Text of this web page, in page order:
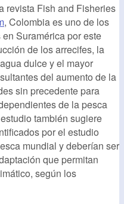
revista Fish and Fisheries
, Colombia es uno de los
Suramérica por este
de los arrecifes, la
dulce y el mayor
del aumento de la
sin precedente para
de la pesca
también sugiere
por el estudio
mundial y deberían ser
que permitan
según los